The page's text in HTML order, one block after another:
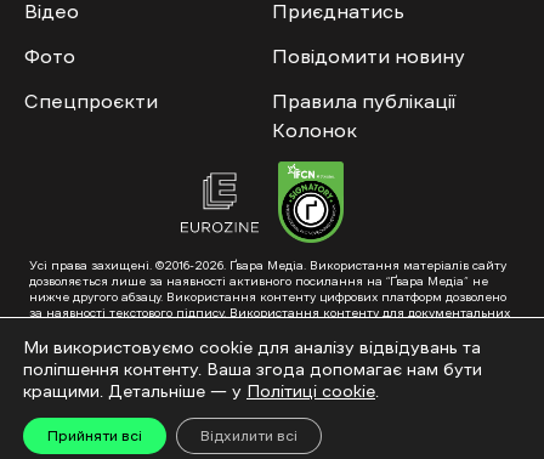
Відео
Фото
Спецпроєкти
Приєднатись
Повідомити новину
Правила публікації
Колонок
Усі права захищені. ©2016-2026. Ґвара Медіа. Використання матеріалів сайту
дозволяється лише за наявності активного посилання на “Ґвара Медіа” не
нижче другого абзацу. Використання контенту цифрових платформ дозволено
за наявності текстового підпису. Використання контенту для документальних
схвалення від редакції.
Суб’єкт у сфері онлайн-медіа; ідентифікатор медіа – R40-01353. Поштова
адреса: ГО «Ґвара Медіа», 61057, Харків, вул. Гоголя, 14, абонентська скринька
№7400
Підкинь нам тему на пошту – hello@gwaramedia.com
Ми використовуємо cookie для аналізу відвідувань та
поліпшення контенту. Ваша згода допомагає нам бути
кращими. Детальніше — у Політиці cookie
Прийняти всі Відхилити всі